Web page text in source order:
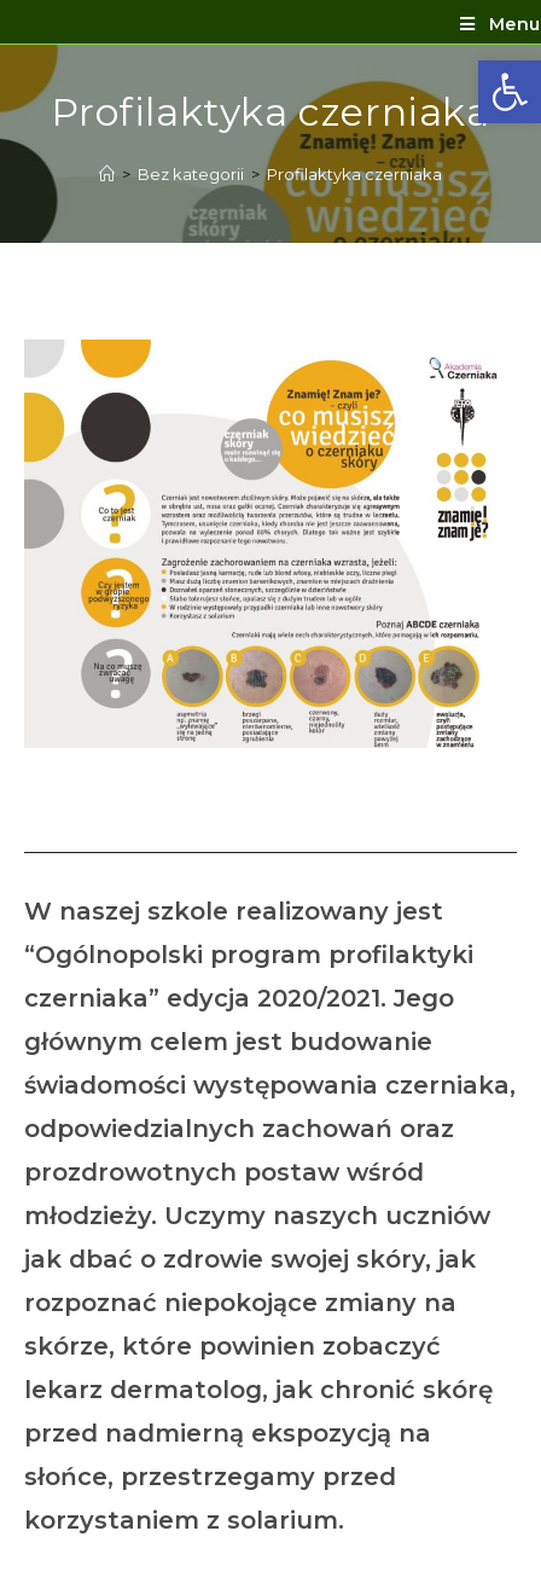
Menu
Profilaktyka czerniaka
> Bez kategorii > Profilaktyka czerniaka
W naszej szkole realizowany jest
“Ogólnopolski program profilaktyki
czerniaka” edycja 2020/2021. Jego
głównym celem jest budowanie
świadomości występowania czerniaka,
odpowiedzialnych zachowań oraz
prozdrowotnych postaw wśród
młodzieży. Uczymy naszych uczniów
jak dbać o zdrowie swojej skóry, jak
rozpoznać niepokojące zmiany na
skórze, które powinien zobaczyć
lekarz dermatolog, jak chronić skórę
przed nadmierną ekspozycją na
słońce, przestrzegamy przed
korzystaniem z solarium.